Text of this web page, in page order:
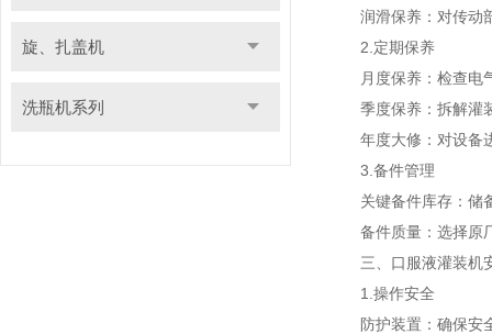
旋、扎盖机
洗瓶机系列
润滑保养：对传动部
2.定期保养
月度保养：检查电气
季度保养：拆解灌装
年度大修：对设备进
3.备件管理
关键备件库存：储备
备件质量：选择原厂
三、口服液灌装机安
1.操作安全
防护装置：确保安全